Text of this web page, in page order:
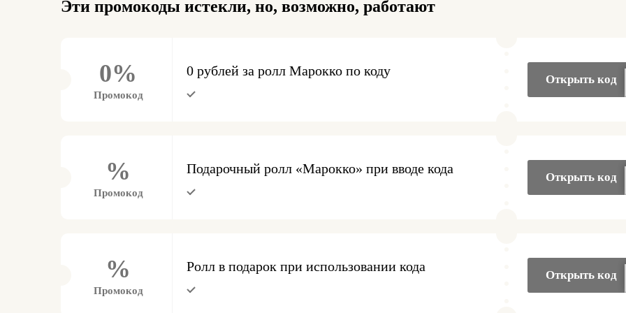
Эти промокоды истекли, но, возможно, работают
0%
Промокод
0 рублей за ролл Марокко по коду
Открыть код
%
Промокод
Подарочный ролл «Марокко» при вводе кода
Открыть код
%
Промокод
Ролл в подарок при использовании кода
Открыть код